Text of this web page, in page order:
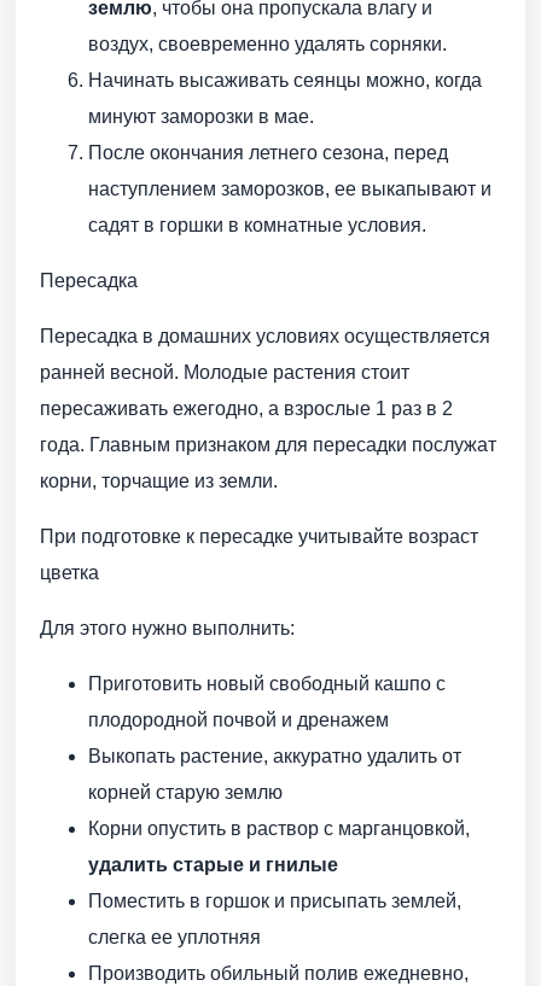
землю, чтобы она пропускала влагу и
воздух, своевременно удалять сорняки.
Начинать высаживать сеянцы можно, когда
минуют заморозки в мае.
После окончания летнего сезона, перед
наступлением заморозков, ее выкапывают и
садят в горшки в комнатные условия.
Пересадка
Пересадка в домашних условиях осуществляется
ранней весной. Молодые растения стоит
пересаживать ежегодно, а взрослые 1 раз в 2
года. Главным признаком для пересадки послужат
корни, торчащие из земли.
При подготовке к пересадке учитывайте возраст
цветка
Для этого нужно выполнить:
Приготовить новый свободный кашпо с
плодородной почвой и дренажем
Выкопать растение, аккуратно удалить от
корней старую землю
Корни опустить в раствор с марганцовкой,
удалить старые и гнилые
Поместить в горшок и присыпать землей,
слегка ее уплотняя
Производить обильный полив ежедневно,